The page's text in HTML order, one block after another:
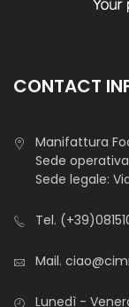
CONTACT
Manifattura
Sede
Sede legale:
Tel.
Mail.
Lunedì -